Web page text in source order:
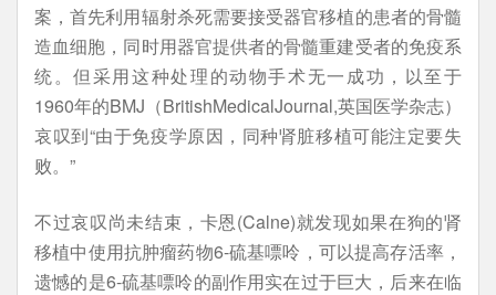
案，首先利用辐射杀死需要接受器官移植的患者的骨髓
造血细胞，同时用器官提供者的骨髓重建受者的免疫系
统。但采用这种处理的动物手术无一成功，以至于
1960年的BMJ（BritishMedicalJournal,英国医学杂志）
哀叹到“由于免疫学原因，同种肾脏移植可能注定要失
败。”
不过哀叹尚未结束，卡恩(Calne)就发现如果在狗的肾
移植中使用抗肿瘤药物6-硫基嘌呤，可以提高存活率，
遗憾的是6-硫基嘌呤的副作用实在过于巨大，后来在临